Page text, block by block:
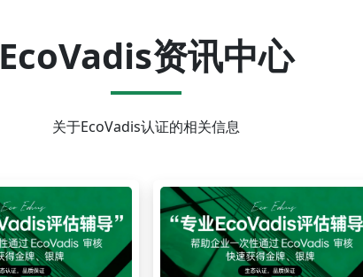
EcoVadis资讯中心
关于EcoVadis认证的相关信息